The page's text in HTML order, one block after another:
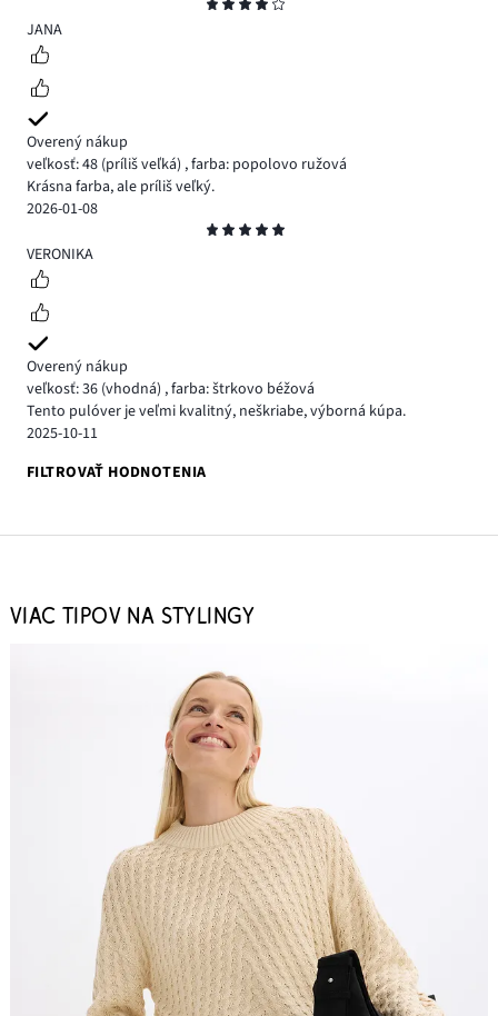
4
JANA
Overený nákup
veľkosť: 48 (príliš veľká) ,farba: popolovo ružová
Krásna farba, ale príliš veľký.
2026-01-08
5
VERONIKA
Overený nákup
veľkosť: 36 (vhodná) ,farba: štrkovo béžová
Tento pulóver je veľmi kvalitný, neškriabe, výborná kúpa.
2025-10-11
FILTROVAŤ HODNOTENIA
VIAC TIPOV NA STYLINGY